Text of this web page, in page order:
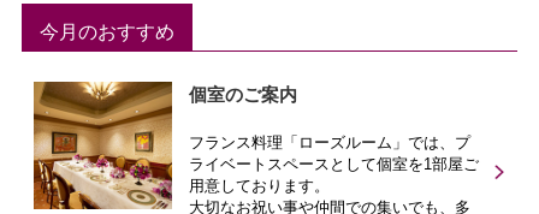
今月のおすすめ
個室のご案内
フランス料理「ローズルーム」では、プ
ライベートスペースとして個室を1部屋ご
用意しております。
大切なお祝い事や仲間での集いでも、多